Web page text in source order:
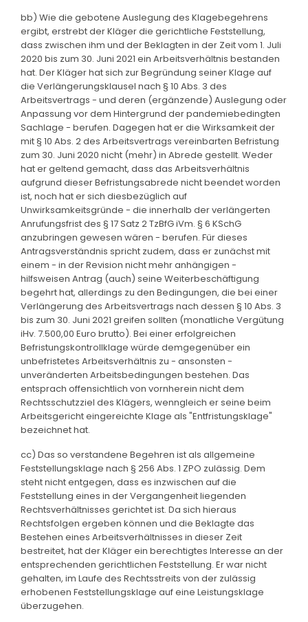
bb) Wie die gebotene Auslegung des Klagebegehrens
ergibt, erstrebt der Kläger die gerichtliche Feststellung,
dass zwischen ihm und der Beklagten in der Zeit vom 1. Juli
2020 bis zum 30. Juni 2021 ein Arbeitsverhältnis bestanden
hat. Der Kläger hat sich zur Begründung seiner Klage auf
die Verlängerungsklausel nach § 10 Abs. 3 des
Arbeitsvertrags - und deren (ergänzende) Auslegung oder
Anpassung vor dem Hintergrund der pandemiebedingten
Sachlage - berufen. Dagegen hat er die Wirksamkeit der
mit § 10 Abs. 2 des Arbeitsvertrags vereinbarten Befristung
zum 30. Juni 2020 nicht (mehr) in Abrede gestellt. Weder
hat er geltend gemacht, dass das Arbeitsverhältnis
aufgrund dieser Befristungsabrede nicht beendet worden
ist, noch hat er sich diesbezüglich auf
Unwirksamkeitsgründe - die innerhalb der verlängerten
Anrufungsfrist des § 17 Satz 2 TzBfG iVm. § 6 KSchG
anzubringen gewesen wären - berufen. Für dieses
Antragsverständnis spricht zudem, dass er zunächst mit
einem - in der Revision nicht mehr anhängigen -
hilfsweisen Antrag (auch) seine Weiterbeschäftigung
begehrt hat, allerdings zu den Bedingungen, die bei einer
Verlängerung des Arbeitsvertrags nach dessen § 10 Abs. 3
bis zum 30. Juni 2021 greifen sollten (monatliche Vergütung
iHv. 7.500,00 Euro brutto). Bei einer erfolgreichen
Befristungskontrollklage würde demgegenüber ein
unbefristetes Arbeitsverhältnis zu - ansonsten -
unveränderten Arbeitsbedingungen bestehen. Das
entsprach offensichtlich von vornherein nicht dem
Rechtsschutzziel des Klägers, wenngleich er seine beim
Arbeitsgericht eingereichte Klage als "Entfristungsklage"
bezeichnet hat.
cc) Das so verstandene Begehren ist als allgemeine
Feststellungsklage nach § 256 Abs. 1 ZPO zulässig. Dem
steht nicht entgegen, dass es inzwischen auf die
Feststellung eines in der Vergangenheit liegenden
Rechtsverhältnisses gerichtet ist. Da sich hieraus
Rechtsfolgen ergeben können und die Beklagte das
Bestehen eines Arbeitsverhältnisses in dieser Zeit
bestreitet, hat der Kläger ein berechtigtes Interesse an der
entsprechenden gerichtlichen Feststellung. Er war nicht
gehalten, im Laufe des Rechtsstreits von der zulässig
erhobenen Feststellungsklage auf eine Leistungsklage
überzugehen.